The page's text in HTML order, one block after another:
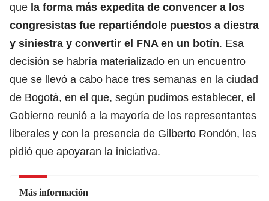
que la forma más expedita de convencer a los
congresistas fue repartiéndole puestos a diestra
y siniestra y convertir el FNA en un botín. Esa
decisión se habría materializado en un encuentro
que se llevó a cabo hace tres semanas en la ciudad
de Bogotá, en el que, según pudimos establecer, el
Gobierno reunió a la mayoría de los representantes
liberales y con la presencia de Gilberto Rondón, les
pidió que apoyaran la iniciativa.
Más información